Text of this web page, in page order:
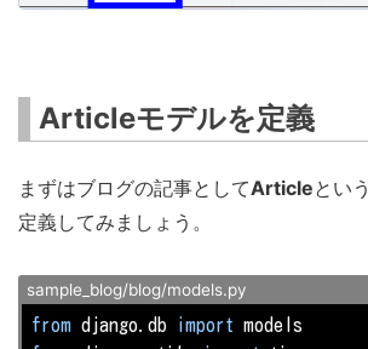
Articleモデルを定義
まずはブログの記事としてArticleという
定義してみましょう。
sample_blog/blog/models.py
from django.db import